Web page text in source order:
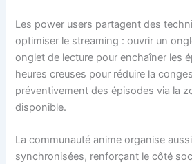
Les power users partagent des
optimiser le streaming : ouvrir un
onglet de lecture pour enchaîner les
heures creuses pour réduire la
préventivement des épisodes via la
disponible.
La communauté anime organise
synchronisées, renforçant le côté